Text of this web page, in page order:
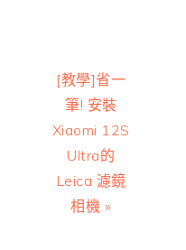
Next
Post:
[教學]省一
筆! 安裝
Xiaomi 12S
Ultra的
Leica 濾鏡
相機 »